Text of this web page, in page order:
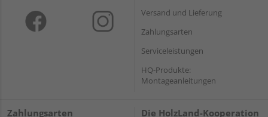
Versand und Lieferung
Zahlungsarten
Serviceleistungen
HQ-Produkte:
Montageanleitungen
Zahlungsarten Die HolzLand-Kooperation